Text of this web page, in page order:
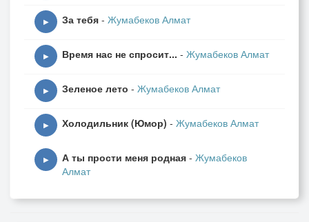
▶ За тебя - Жумабеков Алмат
▶ Время нас не спросит... - Жумабеков Алмат
▶ Зеленое лето - Жумабеков Алмат
▶ Холодильник (Юмор) - Жумабеков Алмат
▶ А ты прости меня родная - Жумабеков
Алмат